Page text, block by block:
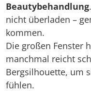
Beautybehandlung
nicht überladen –
kommen.
Die großen Fenster
manchmal reicht
Bergsilhouette, um
fühlen.